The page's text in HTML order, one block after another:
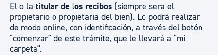
El o la titular de los recibos (siempre será el
propietario o propietaria del bien). Lo podrá realizar
de modo online, con identificación, a través del botón
"comenzar" de este trámite, que le llevará a "mi
carpeta".